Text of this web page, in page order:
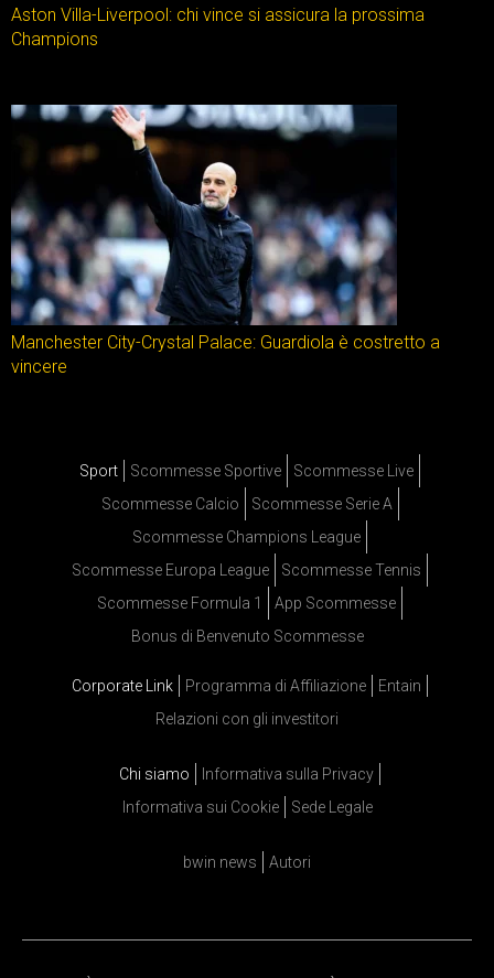
Aston Villa-Liverpool: chi vince si assicura la prossima
Champions
Manchester City-Crystal Palace: Guardiola è costretto a
vincere
Sport Scommesse Sportive
Scommesse Live
Scommesse Calcio
Scommesse Serie A
Scommesse Champions League
Scommesse Europa League
Scommesse Tennis
Scommesse Formula 1
App Scommesse
Bonus di Benvenuto Scommesse
Corporate Link Programma di Affiliazione
Entain
Relazioni con gli investitori
Chi siamo
Informativa sulla Privacy
Informativa sui Cookie
Sede Legale
bwin news Autori